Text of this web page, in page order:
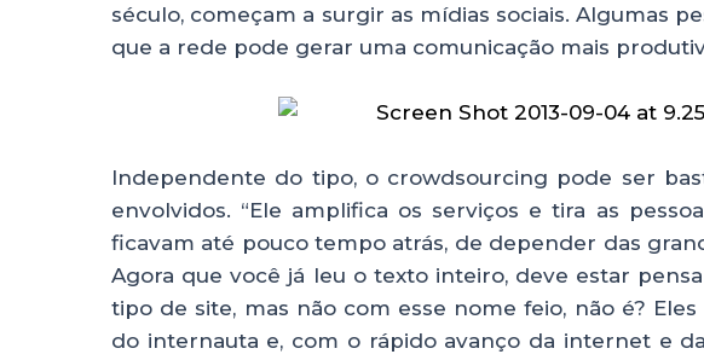
século, começam a surgir as mídias sociais. Algumas
que a rede pode gerar uma comunicação mais
Independente do tipo, o crowdsourcing pode ser
envolvidos. “Ele amplifica os serviços e tira as
ficavam até pouco tempo atrás, de depender das
Agora que você já leu o texto inteiro, deve estar
tipo de site, mas não com esse nome feio, não é?
do internauta e, com o rápido avanço da internet e